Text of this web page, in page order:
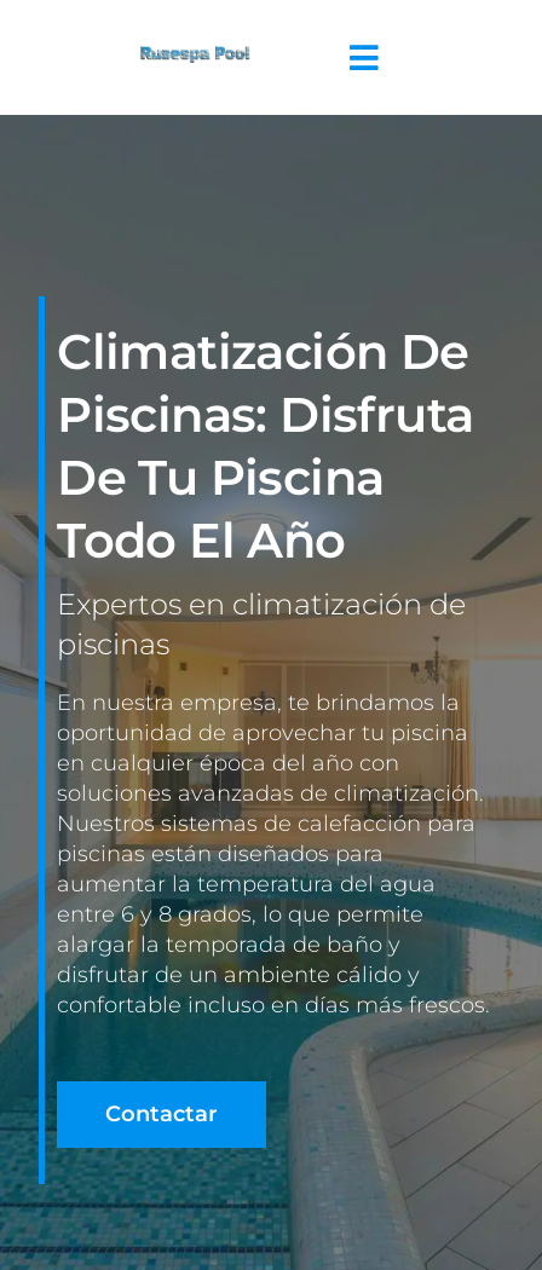
Toggle
Navigation
CONTACTO
Climatización De
Piscinas: Disfruta
De Tu Piscina
Todo El Año
Expertos en climatización de
piscinas
En nuestra empresa, te brindamos la
oportunidad de aprovechar tu piscina
en cualquier época del año con
soluciones avanzadas de climatización.
Nuestros sistemas de calefacción para
piscinas están diseñados para
aumentar la temperatura del agua
entre 6 y 8 grados, lo que permite
alargar la temporada de baño y
disfrutar de un ambiente cálido y
confortable incluso en días más frescos.
Contactar